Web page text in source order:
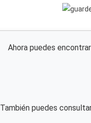
Ahora puedes
También puedes